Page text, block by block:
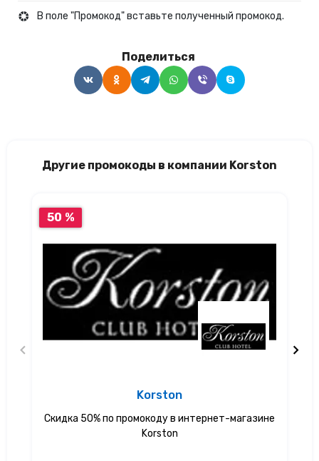
В поле "Промокод" вставьте полученный промокод.
Поделиться
Другие промокоды в компании Korston
50 %
Korston
Скидка 50% по промокоду в интернет-магазине
Korston